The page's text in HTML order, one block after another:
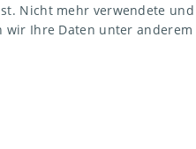
Nicht mehr verwendete und
wir Ihre Daten unter anderem